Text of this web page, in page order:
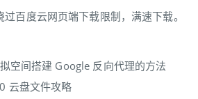
百度云网页端下载限制，满速下载。
空间搭建 Google 反向代理的方法
云盘文件攻略